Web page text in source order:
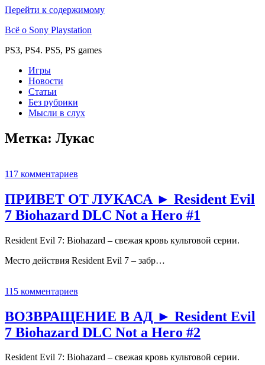
Перейти к содержимому
Всё о Sony Playstation
PS3, PS4. PS5, PS games
Игры
Новости
Статьи
Без рубрики
Мысли в слух
Метка: Лукас
117 комментариев
ПРИВЕТ ОТ ЛУКАСА ► Resident Evil
7 Biohazard DLC Not a Hero #1
Resident Evil 7: Biohazard – свежая кровь культовой серии.
Место действия Resident Evil 7 – забр…
115 комментариев
ВОЗВРАЩЕНИЕ В АД ► Resident Evil
7 Biohazard DLC Not a Hero #2
Resident Evil 7: Biohazard – свежая кровь культовой серии.